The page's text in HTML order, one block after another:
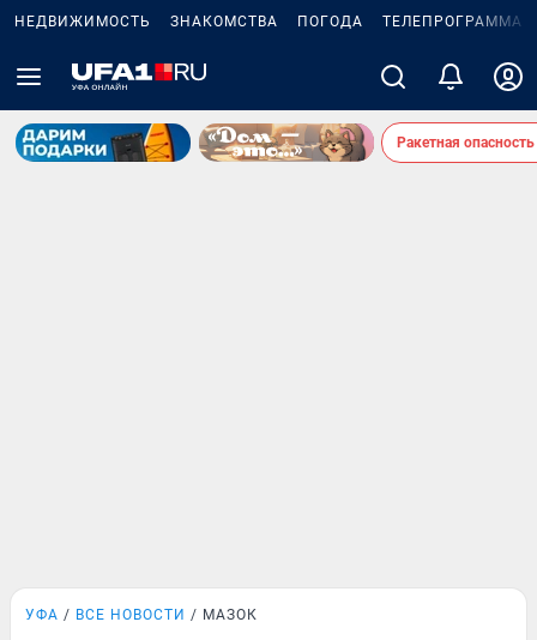
НЕДВИЖИМОСТЬ ЗНАКОМСТВА ПОГОДА ТЕЛЕПРОГРАММА
Ракетная
УФА ВСЕ НОВОСТИ МАЗОК